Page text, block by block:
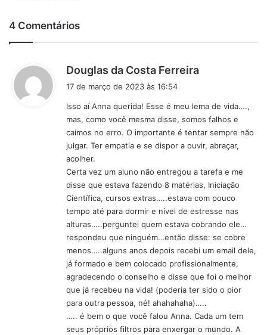
4 Comentários
Douglas da Costa Ferreira
s
e
:
17 de março de 2023 às 16:54
Isso aí Anna querida! Esse é meu lema de vida….,
mas, como você mesma disse, somos falhos e
caímos no erro. O importante é tentar sempre não
julgar. Ter empatia e se dispor a ouvir, abraçar,
acolher.
Certa vez um aluno não entregou a tarefa e me
disse que estava fazendo 8 matérias, Iniciação
Científica, cursos extras…..estava com pouco
tempo até para dormir e nível de estresse nas
alturas…..perguntei quem estava cobrando ele…
respondeu que ninguém…então disse: se cobre
menos…..alguns anos depois recebi um email dele,
já formado e bem colocado profissionalmente,
agradecendo o conselho e disse que foi o melhor
que já recebeu na vida! (poderia ter sido o pior
para outra pessoa, né! ahahahaha)…..
….. é bem o que você falou Anna. Cada um tem
seus próprios filtros para enxergar o mundo. A